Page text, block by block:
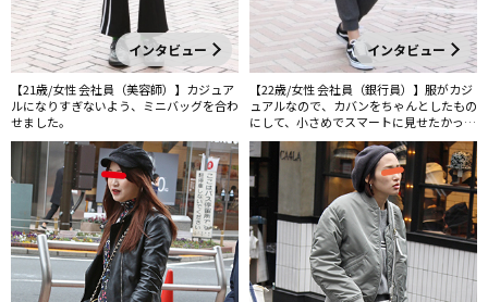
インタビュー
【21歳/女性 会社員（美容師）】カジュア
ルになりすぎないよう、ミニバッグを合わ
せました。
インタビュー
【22歳/女性 会社員（銀行員）】服がカジ
ュアルなので、カバンをちゃんとしたもの
にして、小さめでスマートに見せたかった
んです。